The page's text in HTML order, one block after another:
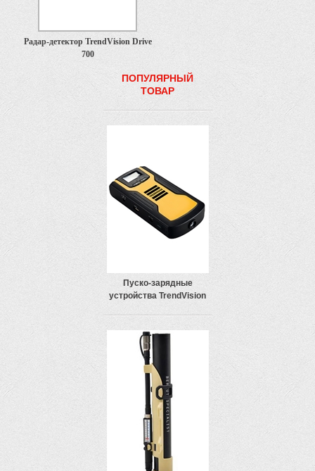
Радар-детектор TrendVision Drive
700
ПОПУЛЯРНЫЙ
ТОВАР
Пуско-зарядные
устройства TrendVision